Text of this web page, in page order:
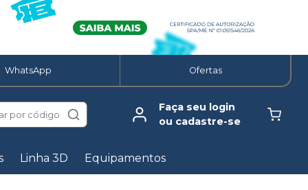
WhatsApp Ofertas
por código
Faça seu login
ou cadastre-se
Linha 3D Equipamentos